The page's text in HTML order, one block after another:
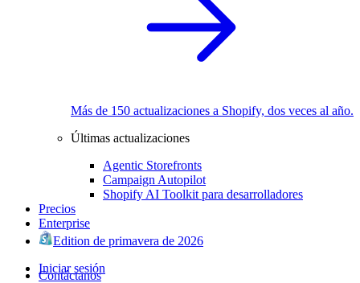
Más de 150 actualizaciones a Shopify, dos veces al año.
Últimas actualizaciones
Agentic Storefronts
Campaign Autopilot
Shopify AI Toolkit para desarrolladores
Precios
Enterprise
Edition de primavera de 2026
Iniciar sesión
Contáctanos